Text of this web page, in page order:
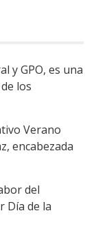
y GPO, es una
los
Verano
encabezada
del
Día de la